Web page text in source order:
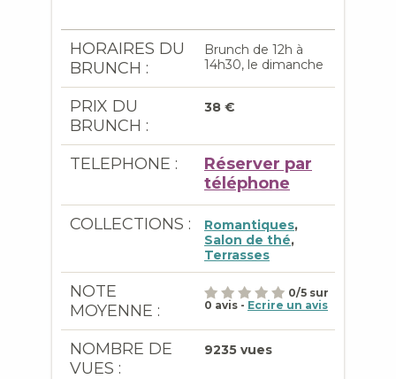
HORAIRES DU
BRUNCH :
Brunch de 12h à
14h30, le dimanche
PRIX DU
BRUNCH :
38 €
TELEPHONE :
Réserver par
téléphone
COLLECTIONS : Romantiques,
Salon de thé,
Terrasses
NOTE
MOYENNE :
0/5 sur
0 avis - Ecrire un avis
NOMBRE DE
VUES :
9235 vues